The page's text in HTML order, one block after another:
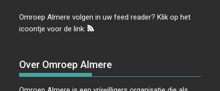
Omroep Almere volgen in uw feed reader? Klik op het
icoontje voor de link:
Over Omroep Almere